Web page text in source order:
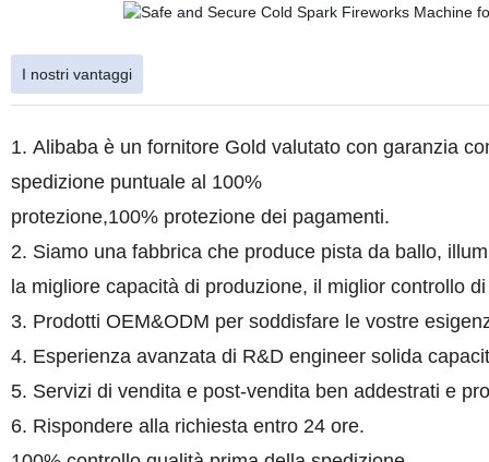
I nostri vantaggi
1. Alibaba è un fornitore Gold valutato con garanzia
spedizione puntuale al 100%
protezione,100% protezione dei pagamenti.
2. Siamo una fabbrica che produce pista da ballo,
la migliore capacità di produzione, il miglior controllo
3. Prodotti OEM&ODM per soddisfare le vostre
4. Esperienza avanzata di R&D engineer solida
5. Servizi di vendita e post-vendita ben addestrati e
6. Rispondere alla richiesta entro 24 ore.